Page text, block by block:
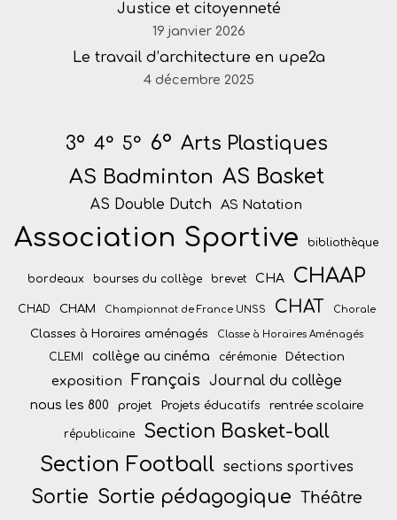
Justice et citoyenneté
19 janvier 2026
Le travail d’architecture en upe2a
4 décembre 2025
3° 4° 5° 6° Arts Plastiques
AS Badminton AS Basket
AS Double Dutch AS Natation
Association Sportive bibliothèque
bordeaux bourses du collège brevet CHA CHAAP
CHAD CHAM Championnat de France UNSS CHAT Chorale
Classes à Horaires aménagés Classe à Horaires Aménagés
CLEMI collège au cinéma cérémonie Détection
exposition Français Journal du collège
nous les 800 projet Projets éducatifs rentrée scolaire
républicaine Section Basket-ball
Section Football sections sportives
Sortie Sortie pédagogique Théâtre